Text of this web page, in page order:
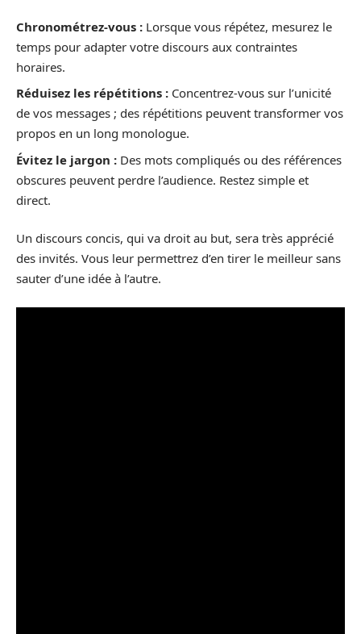
Chronométrez-vous : Lorsque vous répétez, mesurez le
temps pour adapter votre discours aux contraintes
horaires.
Réduisez les répétitions : Concentrez-vous sur l’unicité
de vos messages ; des répétitions peuvent transformer vos
propos en un long monologue.
Évitez le jargon : Des mots compliqués ou des références
obscures peuvent perdre l’audience. Restez simple et
direct.
Un discours concis, qui va droit au but, sera très apprécié
des invités. Vous leur permettrez d’en tirer le meilleur sans
sauter d’une idée à l’autre.